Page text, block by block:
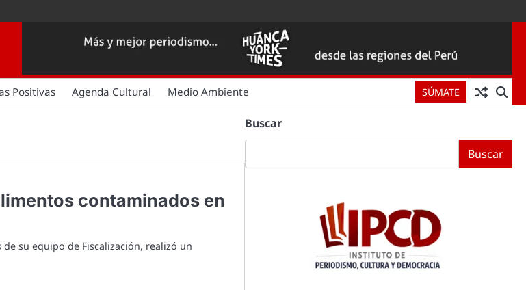
Positivas Agenda Cultural Medio Ambiente SÚMATE
contaminados en
su equipo de Fiscalización, realizó un
Buscar
Buscar